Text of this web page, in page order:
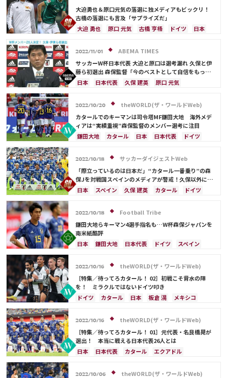
大迫勇也＆原口元気の落選に独メディアもビックリ！
古橋の落選にも言及「サプライズだ」
大迫 勇也
原口 元気 古橋 亨梧 ドイツ
日本
吉田 麻也
浅野 拓磨 田中 碧
2022/11/01
ABEMA TIMES
サッカーW杯日本代表 大迫と原口は選考漏れ 久保と伊
藤ら初選出 森保監督「今のベストとして自信をもっ
て」【26人全メンバー一覧】
日本 日本代表 久保 建英
原口 元気
イングランド
カタール ベルギー
川島 永嗣
ポルトガル
ブラジル カナダ
オーストラリア
コスタリカ
権田 修一
シュミット・ダニエル
谷 晃生
長友 佑都 吉田 麻也
谷口 彰悟
浅野 拓磨
南野 拓実 守田 英正
三笘 薫
上田 綺世
田中 碧 鎌田大地
酒井 宏樹
板倉 滉
堂安 律 前田 大然 冨安 健洋 遠藤 航
2022/10/20
theWORLD(ザ・ワールドWeb)
カタールでのキーマンは司令塔MF鎌田大地 海外メデ
ィアは“実績重視”森保監督のメンバー選考に注目
鎌田大地
カタール 日本 日本代表
ドイツ
カナダ
アメリカ 三笘 薫
2022/10/18
サッカーダイジェストWeb
「際立っているのは日本だ」“カタール一番乗り”の森
保Jを対戦国スペインのメディアが警戒！久保以外に名
前を挙げた５人は？「死の組を生み出そうと…」
日本 スペイン 久保 建英 カタール
ドイツ
南野 拓実
鎌田大地 堂安 律
2022/10/18
Football Tribe
鎌田大地らキーマン4選手指名も…W杯森保ジャパンを
南米紙酷評
日本
鎌田大地 日本代表 ドイツ
スペイン
アルゼンチン
カナダ ガーナ
アメリカ
南野 拓実
久保 建英 冨安 健洋
2022/10/16
theWORLD(ザ・ワールドWeb)
［特集／待ってろカタール！ 02］初戦こそ背水の陣
を！ ミラクルではないドイツ叩き
ドイツ
カタール 日本 板倉 滉
メキシコ
酒井 宏樹
冨安 健洋 遠藤 航
アメリカ
シュミット・ダニエル
伊東 純也
三笘 薫
トーマス・ミュラー
古橋 亨梧
前田 大然
スペイン
フランス イングランド
ガーナ
長友 佑都
谷口 彰悟 原口 元気
守田 英正
2022/10/16
theWORLD(ザ・ワールドWeb)
［特集／待ってろカタール！ 01］元代表・名良橋晃が
選出！ 本当に戦える日本代表26人とは
日本
日本代表 カタール
エクアドル
遠藤 航
ドイツ 上田 綺世
鎌田大地
2022/10/06
theWORLD(ザ・ワールドWeb)